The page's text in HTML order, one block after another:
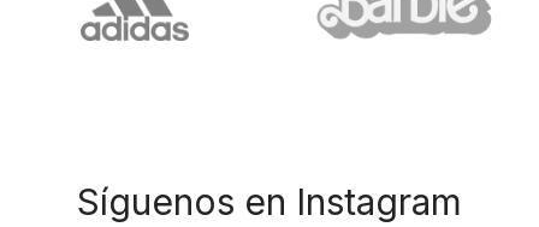
Síguenos en Instagram